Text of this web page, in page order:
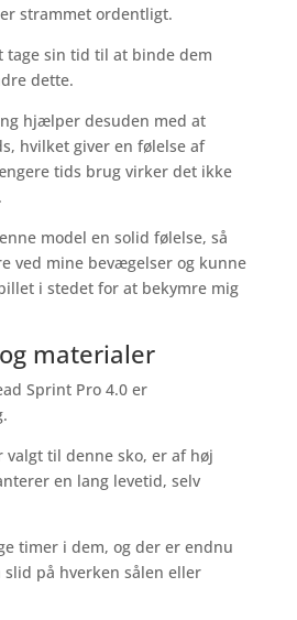
strammet ordentligt.
tage sin tid til at binde dem
dette.
hjælper desuden med at
hvilket giver en følelse af
tids brug virker det ikke
model en solid følelse, så
ved mine bevægelser og kunne
i stedet for at bekymre mig
materialer
Sprint Pro 4.0 er
til denne sko, er af høj
en lang levetid, selv
timer i dem, og der er endnu
slid på hverken sålen eller